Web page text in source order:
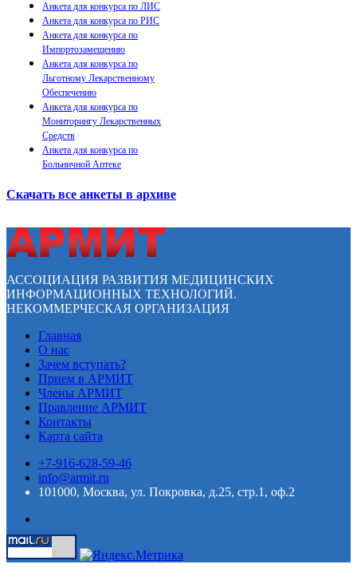
Анкета для конкурса по ЛИС
Анкета для конкурса по РИС
Анкета для конкурса по
Импортозамещению
Анкета для конкурса по
Льготному Лекарственному
Обеспечению
Анкета для конкурса по
Мониторингу Лекарственных
Средств
Анкета для конкурса по
Больничной Аптеке
Скачать все анкеты в архиве
АССОЦИАЦИЯ РАЗВИТИЯ МЕДИЦИНСКИХ
ИНФОРМАЦИОННЫХ ТЕХНОЛОГИЙ.
НЕКОММЕРЧЕСКАЯ ОРГАНИЗАЦИЯ
Главная
О нас
Зачем вступать?
Прием в АРМИТ
Члены АРМИТ
Правление АРМИТ
Контакты
Карта сайта
+7-916-628-59-46
info@armit.ru
101000, Москва, ул. Покровка, д.25, стр.1, оф.2